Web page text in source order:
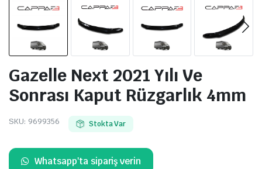
Gazelle Next 2021 Yılı Ve
Sonrası Kaput Rüzgarlık 4mm
SKU: 9699356 Stokta Var
Whatsapp'ta sipariş verin